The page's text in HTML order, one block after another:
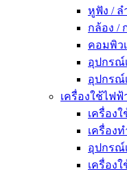
หูฟัง / ล
กล้อง /
คอมพิว
อุปกรณ์
อุปกรณ์
เครื่องใช้ไฟฟ้
เครื่อง
เครื่อง
อุปกรณ์
เครื่อง